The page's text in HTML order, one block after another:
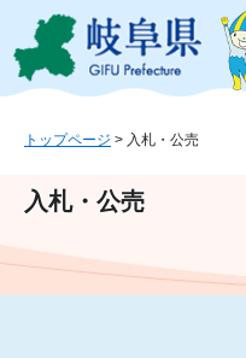
ジ
ュ
文
この
トップページ > 入札・公売
入札・公売